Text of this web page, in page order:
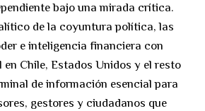
bajo una mirada crítica.
de la coyuntura política, las
e inteligencia financiera con
Chile, Estados Unidos y el resto
de información esencial para
gestores y ciudadanos que